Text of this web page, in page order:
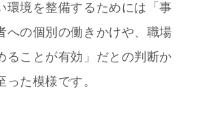
環境を整備するためには「事
への個別の働きかけや、職場
ることが有効」だとの判断か
った模様です。